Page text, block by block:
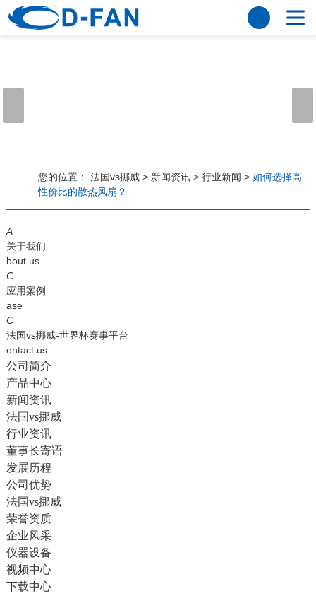
法国vs挪威
应用案例
工程案例
解决方案
新闻资讯
法国vs挪威
行业资讯
常见问题
法国vs挪威-世界杯赛事平台
您的位置： 法国vs挪威> 新闻资讯> 行业新闻 > 如何选择高
性价比的散热风扇？
A
关于我们
bout us
C
应用案例
ase
C
法国vs挪威-世界杯赛事平台
ontact us
公司简介
产品中心
新闻资讯
法国vs挪威
行业资讯
董事长寄语
发展历程
公司优势
法国vs挪威
荣誉资质
企业风采
仪器设备
视频中心
下载中心